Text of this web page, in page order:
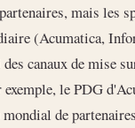
mais les
(Acumatica,
canaux de mise
le PDG
mondial de